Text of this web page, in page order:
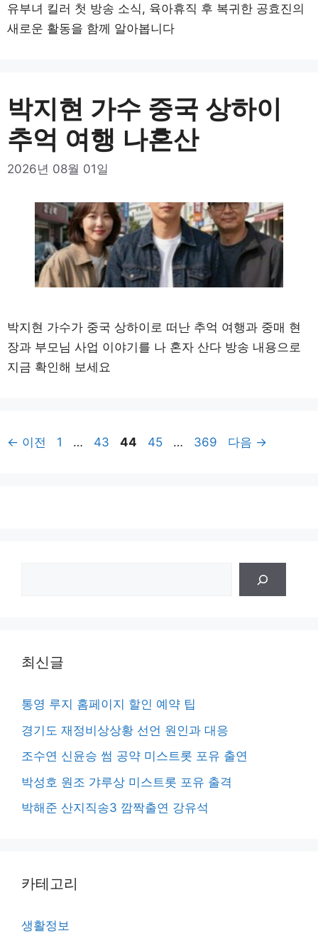
유부녀 킬러 첫 방송 소식, 육아휴직 후 복귀한 공효진의
새로운 활동을 함께 알아봅니다
박지현 가수 중국 상하이
추억 여행 나혼산
2026년 08월 01일
박지현 가수가 중국 상하이로 떠난 추억 여행과 중매 현
장과 부모님 사업 이야기를 나 혼자 산다 방송 내용으로
지금 확인해 보세요
← 이전
페
1 …
페
43
페
44
페
45 …
페
369 다음 →
최신글
통영 루지 홈페이지 할인 예약 팁
경기도 재정비상상황 선언 원인과 대응
조수연 신윤승 썸 공약 미스트롯 포유 출연
박성호 원조 갸루상 미스트롯 포유 출격
박해준 산지직송3 깜짝출연 강유석
카테고리
생활정보